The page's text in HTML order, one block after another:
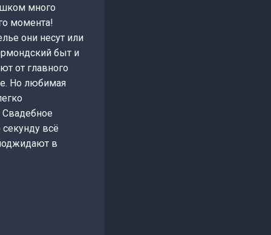
много
момента!
они несут или
быт и
от главного
Но любимая
Свадебное
всё
в